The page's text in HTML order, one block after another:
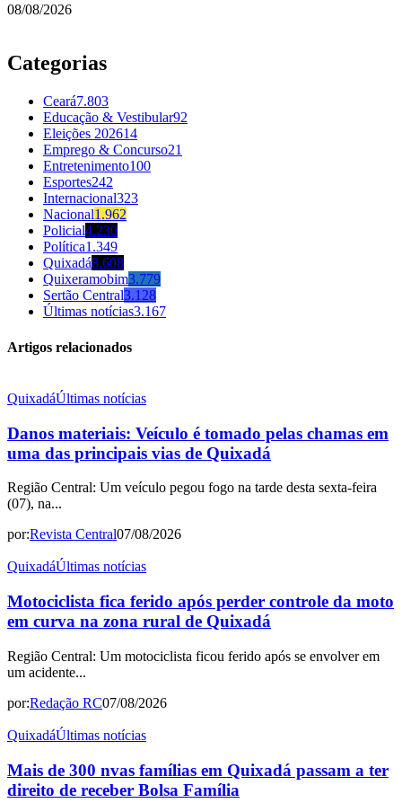
08/08/2026
Categorias
Ceará7.803
Educação & Vestibular92
Eleições 202614
Emprego & Concurso21
Entretenimento100
Esportes242
Internacional323
Nacional1.962
Policial4.230
Política1.349
Quixadá8.608
Quixeramobim3.779
Sertão Central3.128
Últimas notícias3.167
Artigos relacionados
QuixadáÚltimas notícias
Danos materiais: Veículo é tomado pelas chamas em
uma das principais vias de Quixadá
Região Central: Um veículo pegou fogo na tarde desta sexta-feira
(07), na...
por:Revista Central07/08/2026
QuixadáÚltimas notícias
Motociclista fica ferido após perder controle da moto
em curva na zona rural de Quixadá
Região Central: Um motociclista ficou ferido após se envolver em
um acidente...
por:Redação RC07/08/2026
QuixadáÚltimas notícias
Mais de 300 nvas famílias em Quixadá passam a ter
direito de receber Bolsa Família